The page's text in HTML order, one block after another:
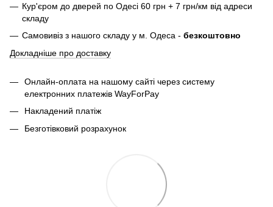
Кур'єром до дверей по Одесі 60 грн + 7 грн/км від адреси
складу
Самовивіз з нашого складу у м. Одеса - безкоштовно
Докладніше про доставку
Онлайн-оплата на нашому сайті через систему
електронних платежів WayForPay
Накладений платіж
Безготівковий розрахунок